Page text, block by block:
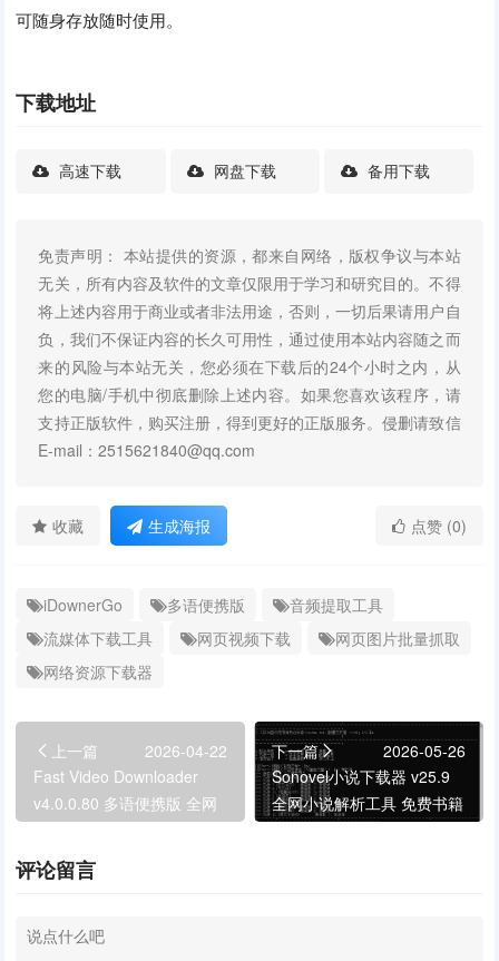
可随身存放随时使用。
下载地址
高速下载 网盘下载 备用下载
免责声明： 本站提供的资源，都来自网络，版权争议与本站
无关，所有内容及软件的文章仅限用于学习和研究目的。不得
将上述内容用于商业或者非法用途，否则，一切后果请用户自
负，我们不保证内容的长久可用性，通过使用本站内容随之而
来的风险与本站无关，您必须在下载后的24个小时之内，从
您的电脑/手机中彻底删除上述内容。如果您喜欢该程序，请
支持正版软件，购买注册，得到更好的正版服务。侵删请致信
E-mail：2515621840@qq.com
收藏 生成海报 点赞 (0)
iDownerGo 多语便携版
音频提取工具
流媒体下载工具
网页视频下载
网页图片批量抓取
网络资源下载器
上一篇
2026-04-22
Fast Video Downloader
v4.0.0.80 多语便携版 全网
下一篇
2026-05-26
Sonovel小说下载器 v25.9
全网小说解析工具 免费书籍
评论留言